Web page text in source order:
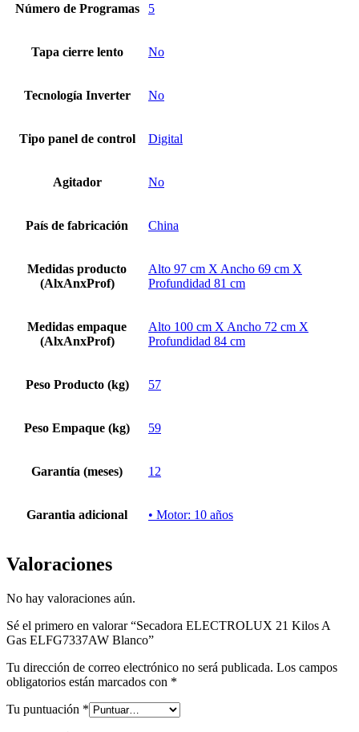
Número de Programas 5
Tapa cierre lento No
Tecnología Inverter No
Tipo panel de control Digital
Agitador No
País de fabricación China
Medidas producto
(AlxAnxProf)
Alto 97 cm X Ancho 69 cm X
Profundidad 81 cm
Medidas empaque
(AlxAnxProf)
Alto 100 cm X Ancho 72 cm X
Profundidad 84 cm
Peso Producto (kg) 57
Peso Empaque (kg) 59
Garantía (meses) 12
Garantia adicional • Motor: 10 años
Valoraciones
No hay valoraciones aún.
Sé el primero en valorar “Secadora ELECTROLUX 21 Kilos A
Gas ELFG7337AW Blanco”
Tu dirección de correo electrónico no será publicada. Los campos
obligatorios están marcados con *
Tu puntuación *